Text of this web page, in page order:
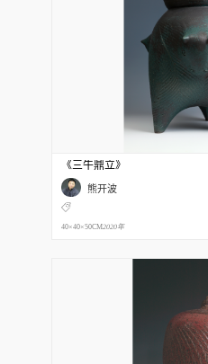
《三牛鼎立》
熊开波
40×40×50CM2020年